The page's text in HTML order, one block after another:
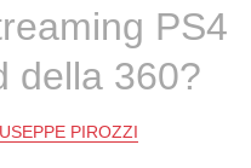
PS4
della 360?
PIROZZI